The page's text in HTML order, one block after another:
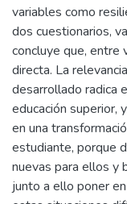
variables como
dos cuestionarios,
concluye que, entre
directa. La
desarrollado radica
educación superior,
en una
estudiante, porque
nuevas para ellos y
junto a ello poner